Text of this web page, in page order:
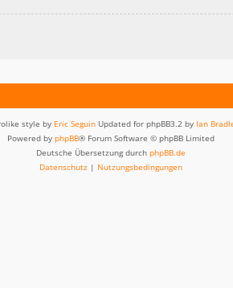
style by Eric Seguin Updated for phpBB3.2 by Ian
Powered by phpBB® Forum Software © phpBB Limited
Deutsche Übersetzung durch phpBB.de
Datenschutz | Nutzungsbedingungen